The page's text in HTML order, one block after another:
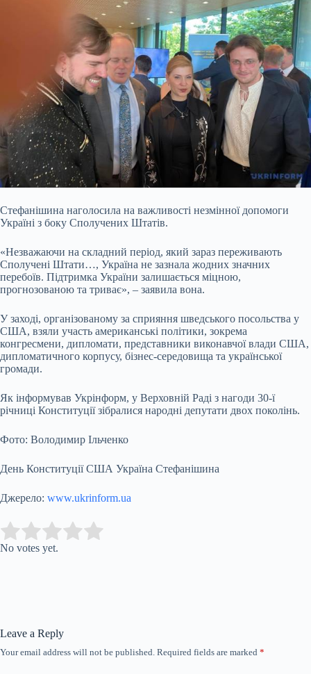
Стефанішина наголосила на важливості незмінної допомоги
Україні з боку Сполучених Штатів.
«Незважаючи на складний період, який зараз переживають
Сполучені Штати…, Україна не зазнала жодних значних
перебоїв. Підтримка України залишається міцною,
прогнозованою та триває», – заявила вона.
У заході, організованому за сприяння шведського посольства у
США, взяли участь американські політики, зокрема
конгресмени, дипломати, представники виконавчої влади США,
дипломатичного корпусу, бізнес-середовища та української
громади.
Як інформував Укрінформ, у Верховній Раді з нагоди 30-ї
річниці Конституції зібралися народні депутати двох поколінь.
Фото: Володимир Ільченко
День Конституції США Україна Стефанішина
Джерело: www.ukrinform.ua
Rate this item:
No votes yet.
Leave a Reply
Your email address will not be published. Required fields are marked *